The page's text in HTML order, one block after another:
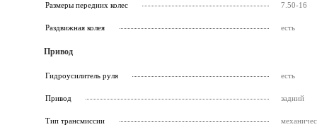
Размеры передних колес 7.50-16
Раздвижная колея есть
Привод
Гидроусилитель руля есть
Привод задний
Тип трансмиссии